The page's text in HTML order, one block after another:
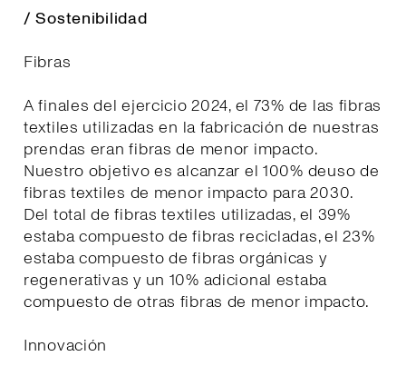
/ Sostenibilidad
Fibras
A finales del ejercicio 2024, el 73% de las fibras
textiles utilizadas en la fabricación de nuestras
prendas eran fibras de menor impacto.
Nuestro objetivo es alcanzar el 100% deuso de
fibras textiles de menor impacto para 2030.
Del total de fibras textiles utilizadas, el 39%
estaba compuesto de fibras recicladas, el 23%
estaba compuesto de fibras orgánicas y
regenerativas y un 10% adicional estaba
compuesto de otras fibras de menor impacto.
Innovación